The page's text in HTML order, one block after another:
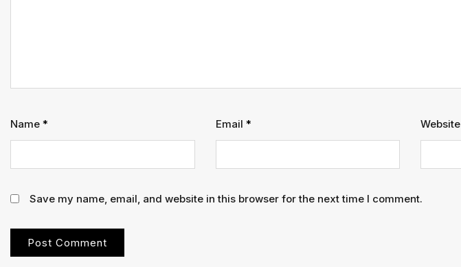
Name * Email * Website
Save my name, email, and website in this browser for the next time I comment.